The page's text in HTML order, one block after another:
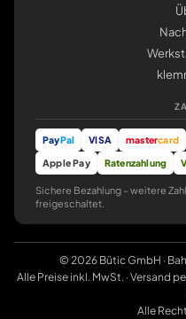
PayPal VISA mastercard
Apple Pay
Ratenzahlung
Sichere Bezahlung – weitere
freigeschaltet.
© 2026 Bütic GmbH ·
Alle Preise inkl. MwSt. · Versand
Alle